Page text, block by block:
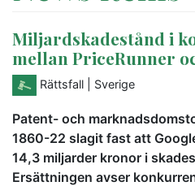
Miljardskadestånd i
mellan PriceRunner
Rättsfall | Sverige
Patent- och
1860-22 slagit fast att
14,3 miljarder kronor i
Ersättningen avser